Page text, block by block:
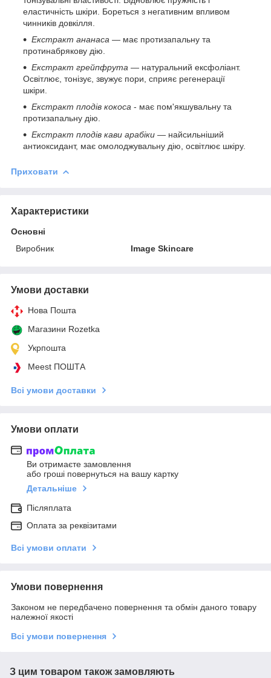
еластичність шкіри. Бореться з негативним впливом
чинників довкілля.
Екстракт ананаса — має протизапальну та
протинабрякову дію.
Екстракт грейпфрута — натуральний ексфоліант.
Освітлює, тонізує, звужує пори, сприяє регенерації
шкіри.
Екстракт плодів кокоса - має пом'якшувальну та
протизапальну дію.
Екстракт плодів кави арабіки — найсильніший
антиоксидант, має омолоджувальну дію, освітлює шкіру.
Приховати
Характеристики
Основні
Виробник
Image Skincare
Умови доставки
Нова Пошта
Магазини Rozetka
Укрпошта
Meest ПОШТА
Всі умови доставки
Умови оплати
Ви отримаєте замовлення
або гроші повернуться на вашу картку
Детальніше
Післяплата
Оплата за реквізитами
Всі умови оплати
Умови повернення
Законом не передбачено повернення та обмін даного товару
належної якості
Всі умови повернення
З цим товаром також замовляють